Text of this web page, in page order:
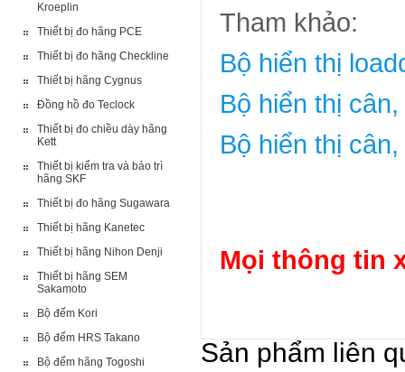
Kroeplin
Thiết bị đo hãng PCE
Thiết bị đo hãng Checkline
Thiết bị hãng Cygnus
Đồng hồ đo Teclock
Thiết bị đo chiều dày hãng
Kett
Thiết bị kiểm tra và bảo trì
hãng SKF
Thiết bị đo hãng Sugawara
Thiết bị hãng Kanetec
Thiết bị hãng Nihon Denji
Thiết bị hãng SEM
Sakamoto
Bộ đếm Kori
Bộ đếm HRS Takano
Bộ đếm hãng Togoshi
Tham khảo:
Bộ hiển thị
Bộ hiển thị
Bộ hiển thị
Mọi thông tin
Sản phẩm liên